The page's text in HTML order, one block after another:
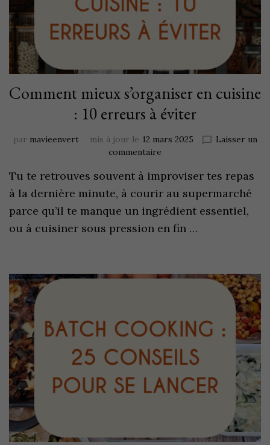
Comment mieux s’organiser en cuisine
: 10 erreurs à éviter
par mavieenvert mis à jour le 12 mars 2025
Laisser un
commentaire
Tu te retrouves souvent à improviser tes repas
à la dernière minute, à courir au supermarché
parce qu’il te manque un ingrédient essentiel,
ou à cuisiner sous pression en fin …